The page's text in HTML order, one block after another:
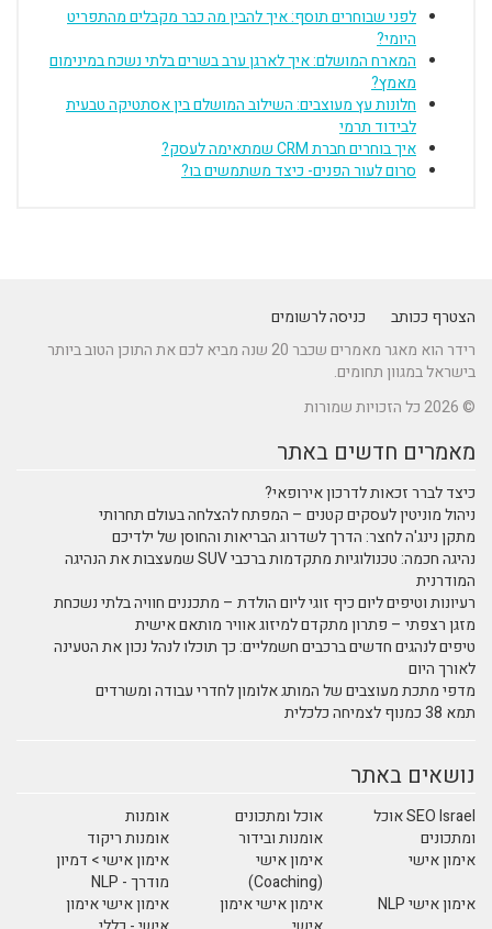
לפני שבוחרים תוסף: איך להבין מה כבר מקבלים מהתפריט
היומי?
המארח המושלם: איך לארגן ערב בשרים בלתי נשכח במינימום
מאמץ?
חלונות עץ מעוצבים: השילוב המושלם בין אסתטיקה טבעית
לבידוד תרמי
איך בוחרים חברת CRM שמתאימה לעסק?
סרום לעור הפנים- כיצד משתמשים בו?
הצטרף ככותב
כניסה לרשומים
רידר הוא מאגר מאמרים שכבר 20 שנה מביא לכם את התוכן הטוב ביותר
בישראל במגוון תחומים.
© 2026 כל הזכויות שמורות
מאמרים חדשים באתר
כיצד לברר זכאות לדרכון אירופאי?
ניהול מוניטין לעסקים קטנים – המפתח להצלחה בעולם תחרותי
מתקן נינג'ה לחצר: הדרך לשדרוג הבריאות והחוסן של ילדיכם
נהיגה חכמה: טכנולוגיות מתקדמות ברכבי SUV שמעצבות את הנהיגה
המודרנית
רעיונות וטיפים ליום כיף זוגי ליום הולדת – מתכננים חוויה בלתי נשכחת
מזגן רצפתי – פתרון מתקדם למיזוג אוויר מותאם אישית
טיפים לנהגים חדשים ברכבים חשמליים: כך תוכלו לנהל נכון את הטעינה
לאורך היום
מדפי מתכת מעוצבים של המותג אלומון לחדרי עבודה ומשרדים
תמא 38 כמנוף לצמיחה כלכלית
נושאים באתר
SEO Israel אוכל
ומתכונים
אוכל ומתכונים
אומנות
אומנות ובידור
אומנות ריקוד
אימון אישי
אימון אישי
(Coaching)
אימון אישי > דמיון
מודרך - NLP
אימון אישי NLP
אימון אישי אימון
אימון אישי אימון